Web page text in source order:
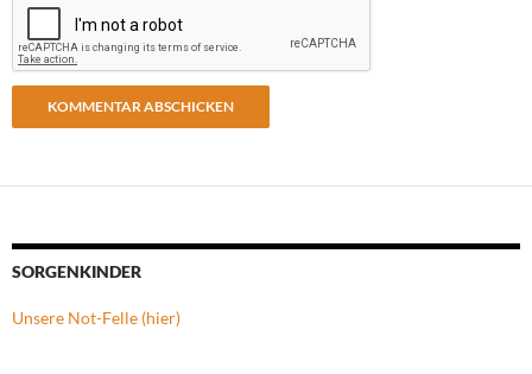
SORGENKINDER
Unsere Not-Felle (hier)